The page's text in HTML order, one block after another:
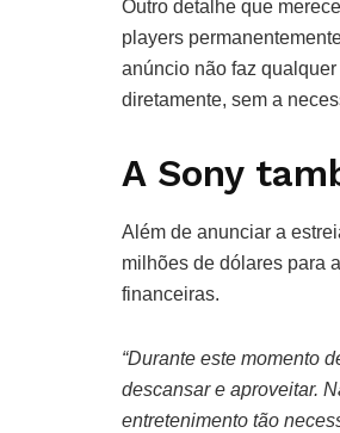
Outro detalhe que
players
anúncio não faz
diretamente, sem a
A Sony
Além de anunciar a
milhões de dólares para
financeiras.
“Durante este momento
descansar e aproveitar.
entretenimento tão